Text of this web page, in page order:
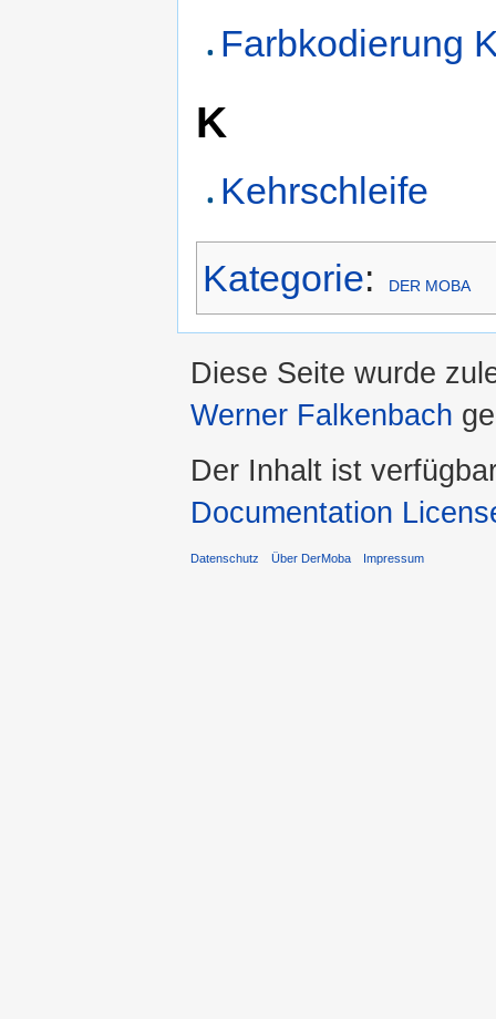
Farbkodierung
K
Kehrschleife
Kategorie: DER MOBA
Diese Seite wurde
Werner Falkenbach
Der Inhalt ist
Documentation
Datenschutz Über DerMoba Impressum